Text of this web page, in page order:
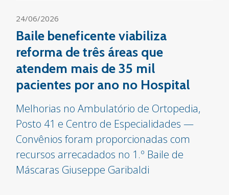
24/06/2026
Baile beneficente viabiliza
reforma de três áreas que
atendem mais de 35 mil
pacientes por ano no Hospital
Melhorias no Ambulatório de Ortopedia,
Posto 41 e Centro de Especialidades —
Convênios foram proporcionadas com
recursos arrecadados no 1.º Baile de
Máscaras Giuseppe Garibaldi